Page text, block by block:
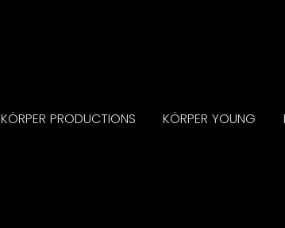
KÖRPER PRODUCTIONS KÖRPER YOUNG